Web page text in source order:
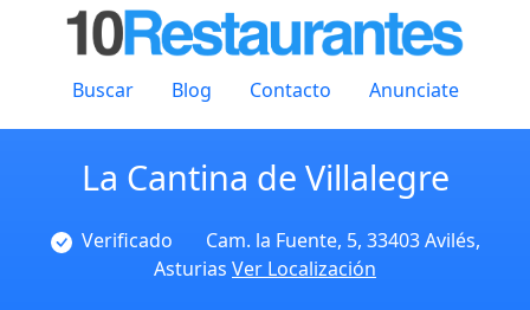
Buscar Blog Contacto Anunciate
La Cantina de Villalegre
Verificado
Cam. la Fuente, 5, 33403 Avilés,
Asturias Ver Localización